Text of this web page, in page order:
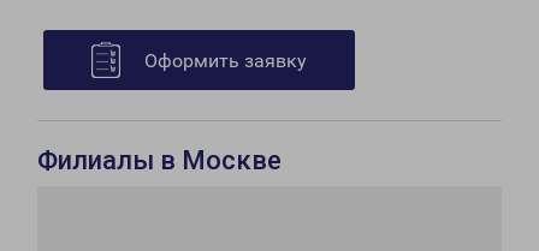
Оформить заявку
Филиалы в Москве